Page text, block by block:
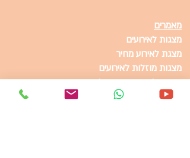
מאמרים
מצגות לאירועים
מצגת לאירוע מחיר
מצגות מוזלות לאירועים
מצגות לאירועים בירושלים
איך להכין סרט חיים שכאלה